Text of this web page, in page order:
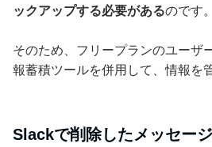
ックアップする必要があるのです。
そのため、フリープランのユーザ
報蓄積ツールを併用して、情報を
Slackで削除したメッセー